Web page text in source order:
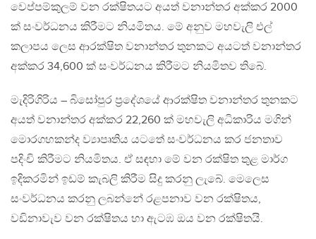
වෙප්පම්කුලම් වන රක්ෂිතයට අයත් වනාන්තර අක්කර 2000
ක් සංවර්ධනය කිරීමට නියමිතය. මේ අනුව මහවැලි එල්
කලාපය ලෙස ආරක්ෂිත වනාන්තර තුනකට අයටත් වනාන්තර
අක්කර 34,600 ක් සංවර්ධනය කිරීමට නියමිතව තිබේ.
මැදිරිගිරිය – බිසෝපුර ප‍්‍රදේශයේ ආරක්ෂිත වනාන්තර තුනකට
අයත් වනාන්තර අක්කර 22,260 ක් මහවැලි අධිකාරිය මගින්
මොරගහකන්ද ව්‍යාපෘතිය යටතේ සංවර්ධනය කර ජනතාව
පදිංචි කිරීමට නියමිතය. ඒ සඳහා මේ වන රක්ෂිත තුළ මාර්ග
ඉදිකරමින් ඉඩම් කැබලි කිරීම සිදු කරනු ලැබේ. මෙලෙස
සංවර්ධනය කරනු ලබන්නේ රළපනාව වන රක්ෂිතය,
වඩිනාවැව වන රක්ෂිතය හා ඇටඹ ඔය වන රක්ෂිතයි.